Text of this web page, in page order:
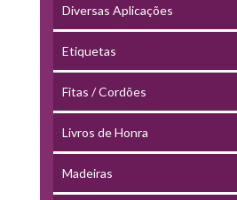
Diversas Aplicações
Etiquetas
Fitas / Cordões
Livros de Honra
Madeiras